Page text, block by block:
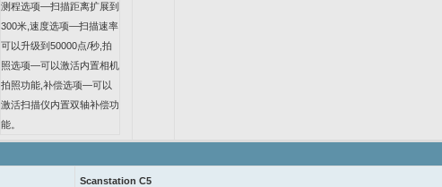
测程选项—扫描距离扩展到
300米 速度选项—扫描速率
可以升级到50000点/秒 拍
照选项—可以激活内置相机
拍照功能 补偿选项—可以
激活扫描仪内置双轴补偿功
能。
Scanstation C5